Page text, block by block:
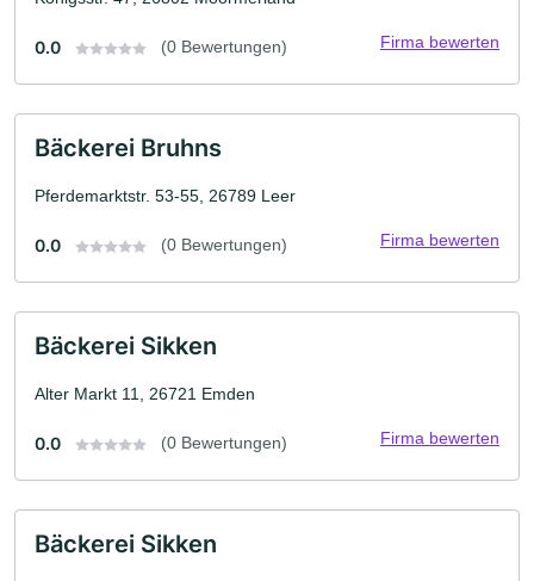
0.0 (0 Bewertungen) Firma bewerten
Bäckerei Bruhns
Pferdemarktstr. 53-55, 26789 Leer
0.0 (0 Bewertungen) Firma bewerten
Bäckerei Sikken
Alter Markt 11, 26721 Emden
0.0 (0 Bewertungen) Firma bewerten
Bäckerei Sikken